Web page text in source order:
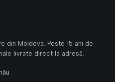
din Moldova. Peste 15 ani de
livrate direct la adresă.